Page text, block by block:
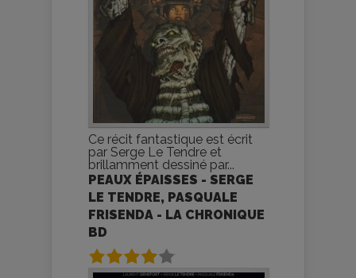
Ce récit fantastique est écrit
par Serge Le Tendre et
brillamment dessiné par...
PEAUX ÉPAISSES - SERGE
LE TENDRE, PASQUALE
FRISENDA - LA CHRONIQUE
BD